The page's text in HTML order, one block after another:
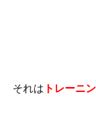
それは トレーニ